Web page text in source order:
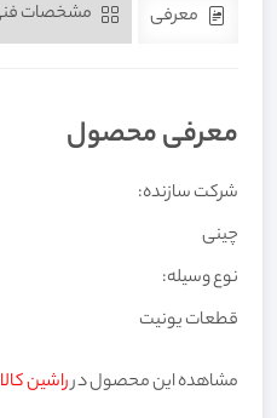
معرفی
معرفی محصول
شرکت سازنده:
چینی
نوع وسیله:
قطعات یونیت
مشاهده این محصول درراشین کالا